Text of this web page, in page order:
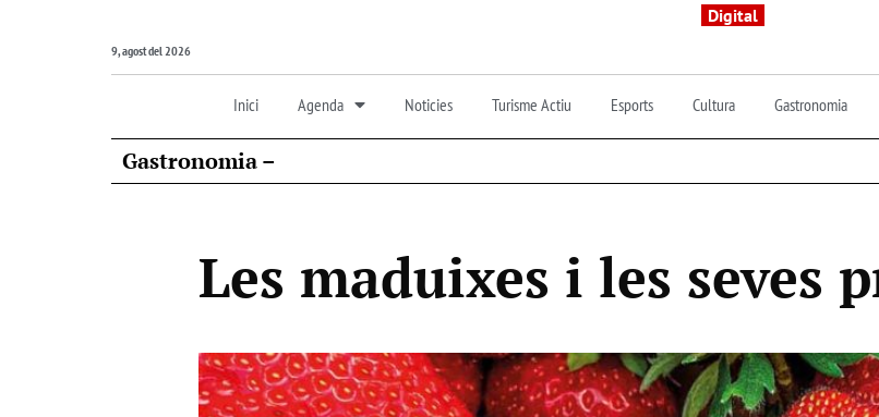
Digital
9, agost del 2026
Inici Agenda Noticies Turisme Actiu Esports Cultura Gastronomia
Gastronomia –
Les maduixes i les seves